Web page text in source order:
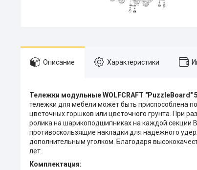
Описание Характеристики
Тележки модульные WOLFCRAFT "PuzzleBoard"
тележки для мебели может быть приспособлена
цветочных горшков или цветочного грунта. При
ролика на шарикоподшипниках на каждой секции
противоскользящие накладки для надежного
дополнительным уголком. Благодаря
лет.
Комплектация: